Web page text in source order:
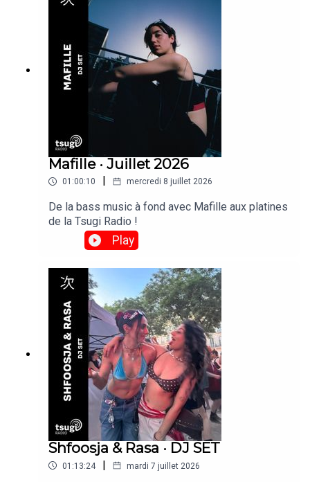
Mafille · Juillet 2026
01:00:10 mercredi 8 juillet 2026
De la bass music à fond avec Mafille aux platines
de la Tsugi Radio !
Play
Shfoosja & Rasa · DJ SET
01:13:24 | mardi 7 juillet 2026